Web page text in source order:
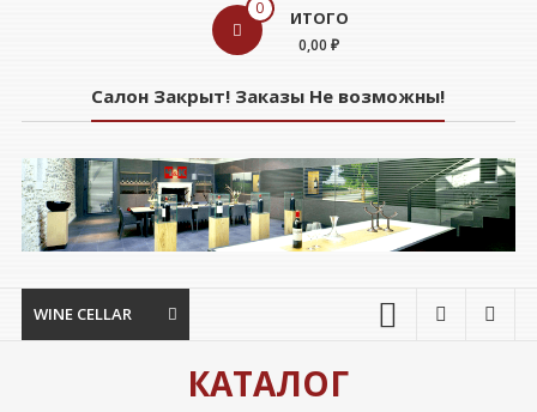
дегустации
0 ИТОГО
0,00 ₽
Салон Закрыт! Заказы Не возможны!
WINE CELLAR
КАТАЛОГ